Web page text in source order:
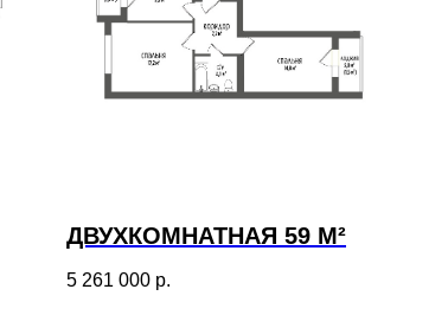
ДВУХКОМНАТНАЯ 59 М²
5 261 000 р.